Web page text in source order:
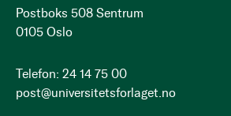
Postboks 508 Sentrum
0105 Oslo
Telefon: 24 14 75 00
post@universitetsforlaget.no